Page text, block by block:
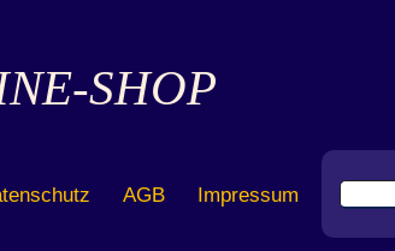
SHOP
AGB Impressum